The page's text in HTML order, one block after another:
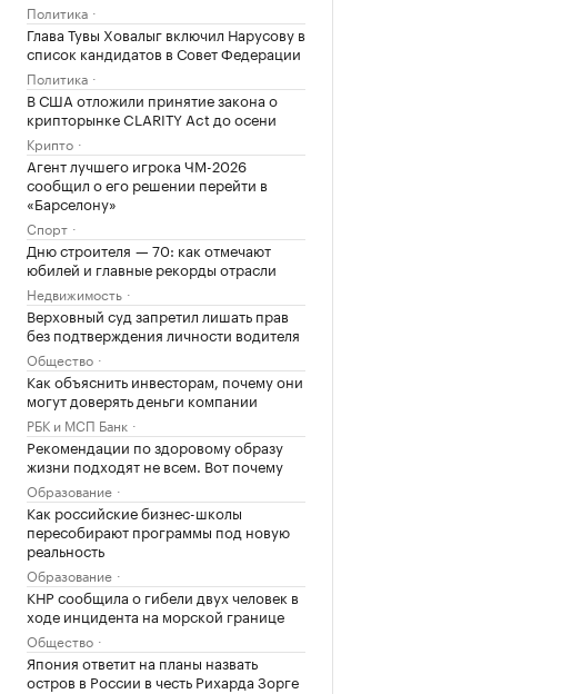
Политика
Глава Тувы Ховалыг включил Нарусову в
список кандидатов в Совет Федерации
Политика
В США отложили принятие закона о
крипторынке CLARITY Act до осени
Крипто
Агент лучшего игрока ЧМ-2026
сообщил о его решении перейти в
«Барселону»
Спорт
Дню строителя — 70: как отмечают
юбилей и главные рекорды отрасли
Недвижимость
Верховный суд запретил лишать прав
без подтверждения личности водителя
Общество
Как объяснить инвесторам, почему они
могут доверять деньги компании
РБК и МСП Банк
Рекомендации по здоровому образу
жизни подходят не всем. Вот почему
Образование
Как российские бизнес-школы
пересобирают программы под новую
реальность
Образование
КНР сообщила о гибели двух человек в
ходе инцидента на морской границе
Общество
Япония ответит на планы назвать
остров в России в честь Рихарда Зорге